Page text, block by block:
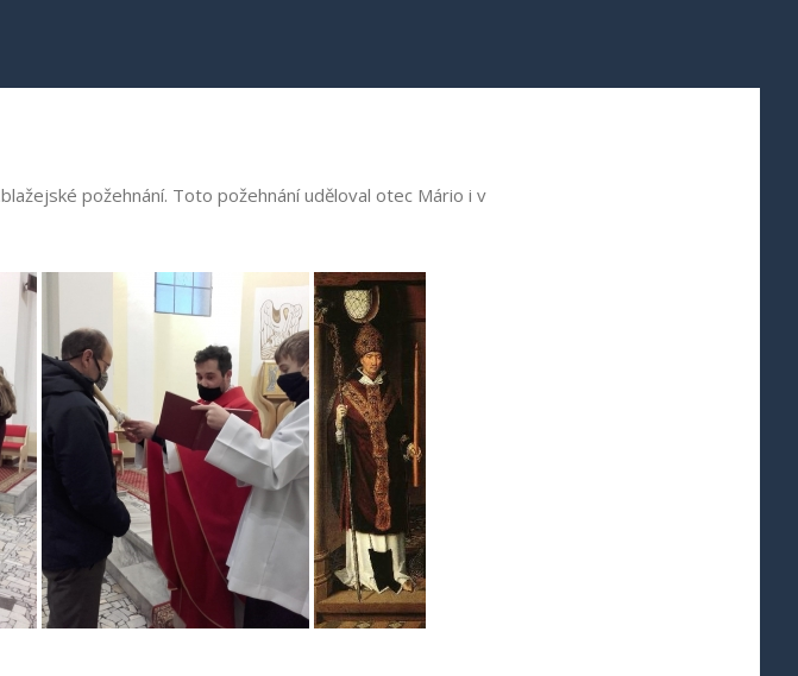
požehnání. Toto požehnání uděloval otec Mário i v